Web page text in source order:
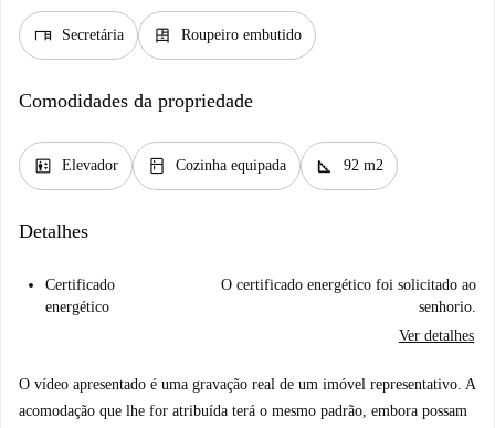
desk Secretária dresser Roupeiro embutido
Comodidades da propriedade
elevator Elevador kitchen Cozinha equipada square_foot 92 m2
Detalhes
Certificado
energético
O certificado energético foi solicitado ao
senhorio.
Ver detalhes
O vídeo apresentado é uma gravação real de um imóvel representativo. A
acomodação que lhe for atribuída terá o mesmo padrão, embora possam